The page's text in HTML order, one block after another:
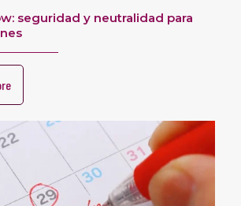
seguridad y neutralidad para